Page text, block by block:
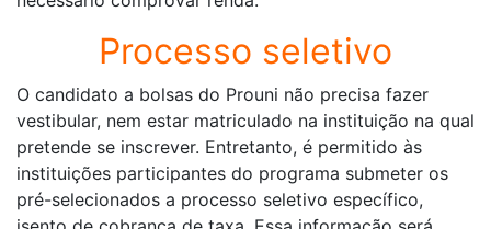
Processo seletivo
O candidato a bolsas do Prouni não precisa fazer
vestibular, nem estar matriculado na instituição na qual
pretende se inscrever. Entretanto, é permitido às
instituições participantes do programa submeter os
pré-selecionados a processo seletivo específico,